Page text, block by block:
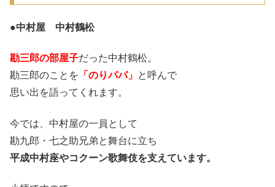
●中村屋 中村鶴松
勘三郎の部屋子だった中村鶴松。
勘三郎のことを 「のりパパ」 と呼んで
思い出を語ってくれます。
今では、中村屋の一員として
勘九郎・七之助兄弟と舞台に立ち
平成中村座やコクーン歌舞伎を支えています。